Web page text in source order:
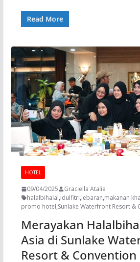
Read More
HOTEL
09/04/2025
Graciella Atalia
halalbihalal,idulfitri,lebaran,makanan
promo hotel,Sunlake Waterfront Resort &
Merayakan
Asia di Sunlake
Resort & Convention